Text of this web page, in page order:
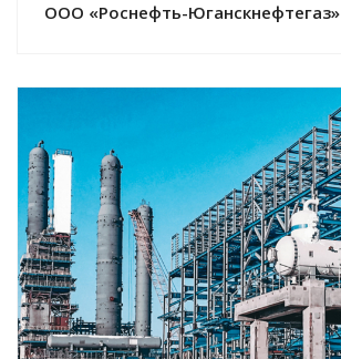
ООО «Роснефть-Юганскнефтегаз»
Смотреть проект